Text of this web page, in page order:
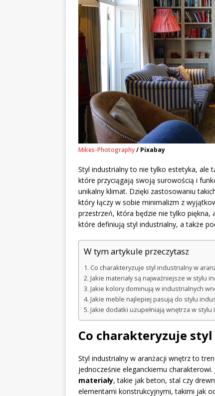
Mikes-Photography/ Pixabay
Styl industrialny to nie tylko estetyka, ale
które przyciągają swoją surowością i
unikalny klimat. Dzięki zastosowaniu
który łączy w sobie minimalizm z
przestrzeń, która będzie nie tylko piękna,
które definiują styl industrialny, a także
W tym artykule przeczytasz
Co charakteryzuje styl industrialny w
Jakie materiały są najważniejsze w stylu
Jakie kolory dominują w industrialnych
Jakie meble najlepiej pasują do stylu
Jakie dodatki uzupełniają wnętrza w stylu
Co charakteryzuje
Styl industrialny w aranżacji wnętrz to
jednocześnie eleganckiemu
materiały, takie jak beton, stal czy
elementami konstrukcyjnymi, takimi jak